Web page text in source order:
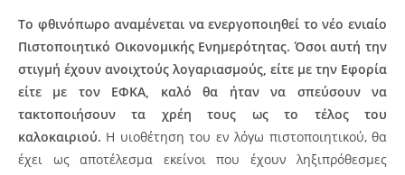
Το φθινόπωρο αναμένεται να ενεργοποιηθεί το νέο ενιαίο
Πιστοποιητικό Οικονομικής Ενημερότητας. Όσοι αυτή την
στιγμή έχουν ανοιχτούς λογαριασμούς, είτε με την Εφορία
είτε με τον ΕΦΚΑ, καλό θα ήταν να σπεύσουν να
τακτοποιήσουν τα χρέη τους ως το τέλος του
καλοκαιριού. Η υιοθέτηση του εν λόγω πιστοποιητικού, θα
έχει ως αποτέλεσμα εκείνοι που έχουν ληξιπρόθεσμες